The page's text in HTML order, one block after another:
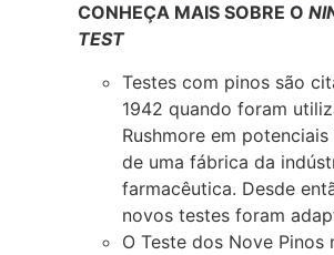
CONHEÇA MAIS SOBRE O
TEST
Testes com pinos são
1942 quando foram
Rushmore em
de uma fábrica da
farmacêutica. Desde
novos testes foram
O Teste dos Nove Pinos